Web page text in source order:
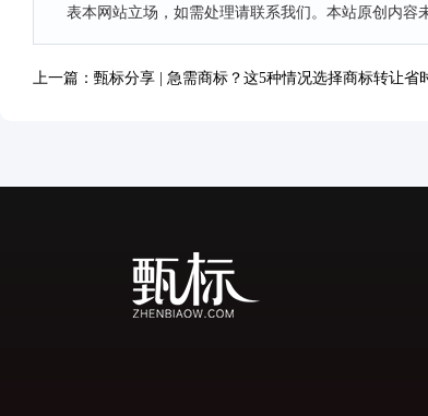
表本网站立场，如需处理请联系我们。本站原创内容
上一篇：甄标分享 | 急需商标？这5种情况选择商标转让省